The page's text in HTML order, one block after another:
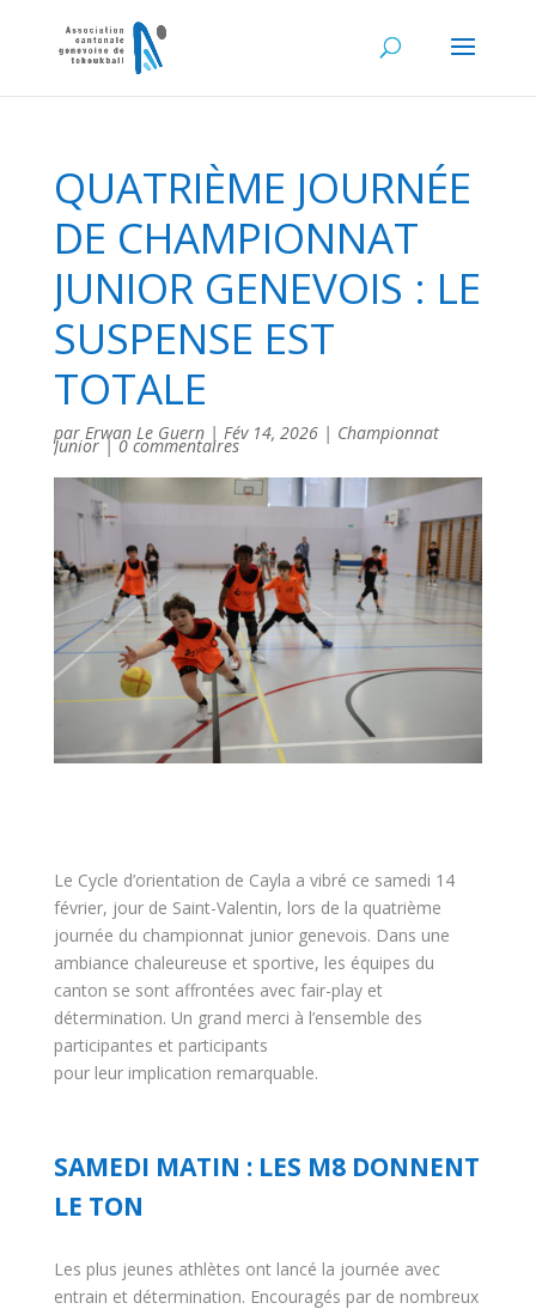
QUATRIÈME JOURNÉE
DE CHAMPIONNAT
JUNIOR GENEVOIS : LE
SUSPENSE EST
TOTALE
par Erwan Le Guern| Fév 14, 2026| Championnat
Junior|0 commentaires
Le Cycle d’orientation de Cayla a vibré ce samedi 14
février, jour de Saint-Valentin, lors de la quatrième
journée du championnat junior genevois. Dans une
ambiance chaleureuse et sportive, les équipes du
canton se sont affrontées avec fair-play et
détermination. Un grand merci à l’ensemble des
participantes et participants
pour leur implication remarquable.
SAMEDI MATIN : LES M8 DONNENT
LE TON
Les plus jeunes athlètes ont lancé la journée avec
entrain et détermination. Encouragés par de nombreux